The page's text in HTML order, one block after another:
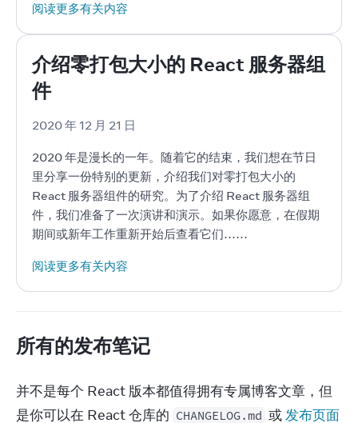
阅读更多有关内容
介绍零打包大小的 React 服务器组
件
2020 年 12 月 21 日
2020 年是漫长的一年。随着它的结束，我们想在节日
里分享一份特别的更新，介绍我们对零打包大小的
React 服务器组件的研究。为了介绍 React 服务器组
件，我们准备了一次演讲和演示。如果你愿意，在假期
期间或新年工作重新开始后查看它们……
阅读更多有关内容
所有的发布笔记
并不是每个 React 版本都值得拥有专属博客文章，但
是你可以在 React 仓库的 CHANGELOG.md 或 发布页面